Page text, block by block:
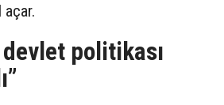
politikası